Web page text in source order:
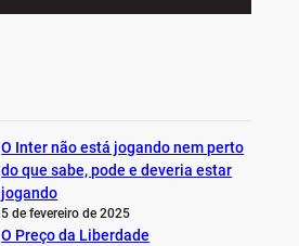
O Inter não está jogando nem perto
do que sabe, pode e deveria estar
jogando
5 de fevereiro de 2025
O Preço da Liberdade